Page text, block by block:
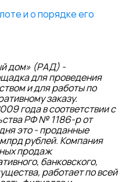
и о порядке его
дом» (РАД) -
для проведения
и для работы по
заказу.
года в соответствии с
РФ № 1186-р от
это - проданные
рублей. Компания
продаж
банковского,
работает по всей